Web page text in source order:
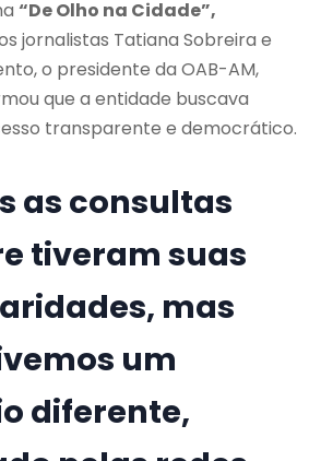
“De Olho na Cidade”,
jornalistas Tatiana Sobreira e
o presidente da OAB-AM,
que a entidade buscava
transparente e democrático.
as consultas
tiveram suas
mas
um
diferente,